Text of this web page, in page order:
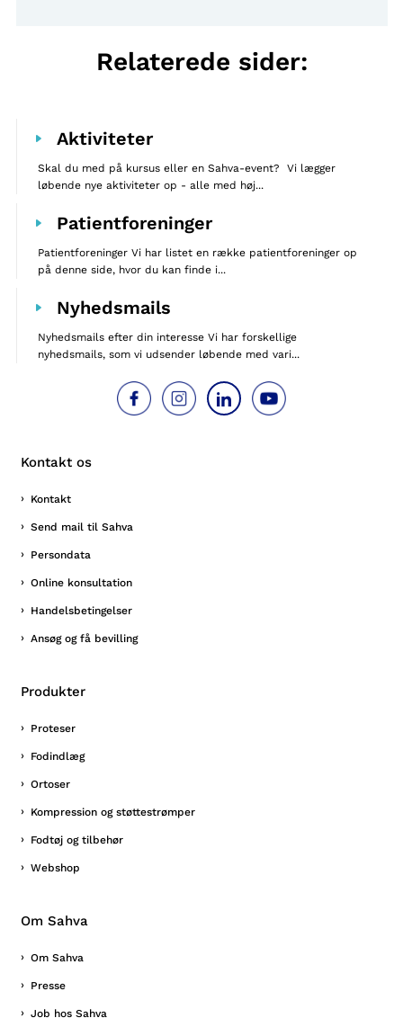
Relaterede sider:
Aktiviteter
Skal du med på kursus eller en Sahva-event? Vi lægger
løbende nye aktiviteter op - alle med høj...
Patientforeninger
Patientforeninger Vi har listet en række patientforeninger op
på denne side, hvor du kan finde i...
Nyhedsmails
Nyhedsmails efter din interesse Vi har forskellige
nyhedsmails, som vi udsender løbende med vari...
Kontakt os
Kontakt
Send mail til Sahva
Persondata
Online konsultation
Handelsbetingelser
Ansøg og få bevilling
Produkter
Proteser
Fodindlæg
Ortoser
Kompression og støttestrømper
Fodtøj og tilbehør
Webshop
Om Sahva
Om Sahva
Presse
Job hos Sahva